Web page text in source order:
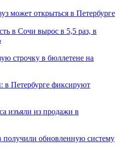
может открыться в Петербурге
в Сочи вырос в 5,5 раз, в
строчку в бюллетене на
в Петербурге фиксируют
изъяли из продажи в
получили обновленную систему